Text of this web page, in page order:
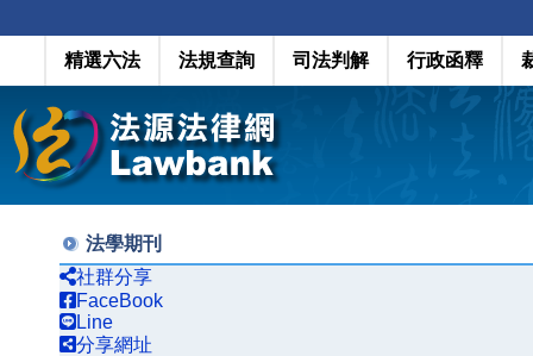
精選六法 法規查詢 司法判解 行政函釋
法學期刊
社群分享
FaceBook
Line
分享網址